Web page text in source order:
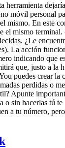
dejaría
móvil personal
mismo. En este
mismo
¿Le
La acción
indicando que
que, justo a la
puedes crear
perdidas o
Apunte
sin hacerlas tú
a tu número,